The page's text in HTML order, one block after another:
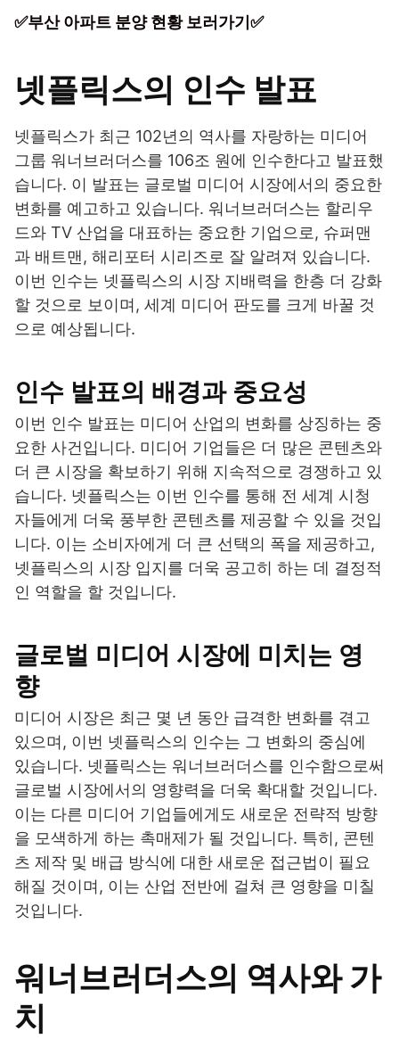
✅부산 아파트 분양 현황 보러가기✅
넷플릭스의 인수 발표
넷플릭스가 최근 102년의 역사를 자랑하는 미디어
그룹 워너브러더스를 106조 원에 인수한다고 발표했
습니다. 이 발표는 글로벌 미디어 시장에서의 중요한
변화를 예고하고 있습니다. 워너브러더스는 할리우
드와 TV 산업을 대표하는 중요한 기업으로, 슈퍼맨
과 배트맨, 해리포터 시리즈로 잘 알려져 있습니다.
이번 인수는 넷플릭스의 시장 지배력을 한층 더 강화
할 것으로 보이며, 세계 미디어 판도를 크게 바꿀 것
으로 예상됩니다.
인수 발표의 배경과 중요성
이번 인수 발표는 미디어 산업의 변화를 상징하는 중
요한 사건입니다. 미디어 기업들은 더 많은 콘텐츠와
더 큰 시장을 확보하기 위해 지속적으로 경쟁하고 있
습니다. 넷플릭스는 이번 인수를 통해 전 세계 시청
자들에게 더욱 풍부한 콘텐츠를 제공할 수 있을 것입
니다. 이는 소비자에게 더 큰 선택의 폭을 제공하고,
넷플릭스의 시장 입지를 더욱 공고히 하는 데 결정적
인 역할을 할 것입니다.
글로벌 미디어 시장에 미치는 영
향
미디어 시장은 최근 몇 년 동안 급격한 변화를 겪고
있으며, 이번 넷플릭스의 인수는 그 변화의 중심에
있습니다. 넷플릭스는 워너브러더스를 인수함으로써
글로벌 시장에서의 영향력을 더욱 확대할 것입니다.
이는 다른 미디어 기업들에게도 새로운 전략적 방향
을 모색하게 하는 촉매제가 될 것입니다. 특히, 콘텐
츠 제작 및 배급 방식에 대한 새로운 접근법이 필요
해질 것이며, 이는 산업 전반에 걸쳐 큰 영향을 미칠
것입니다.
워너브러더스의 역사와 가
치